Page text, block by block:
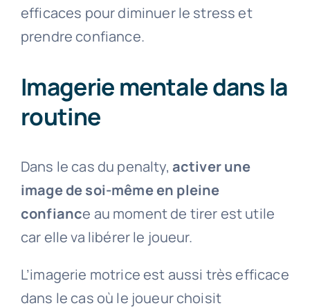
efficaces pour diminuer le stress et
prendre confiance.
Imagerie mentale dans la
routine
Dans le cas du penalty, activer une
image de soi-même en pleine
confiance au moment de tirer est utile
car elle va libérer le joueur.
L’imagerie motrice est aussi très efficace
dans le cas où le joueur choisit